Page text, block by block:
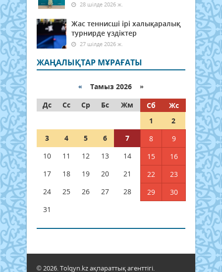
28 шілде 2026 ж.
Жас теннисші ірі халықаралық
турнирде үздіктер
27 шілде 2026 ж.
ЖАҢАЛЫҚТАР МҰРАҒАТЫ
« Тамыз 2026 »
Дс
Сс Ср Бс Жм Сб
Жс
1
2
3
4 5 6 7 8
9
10
11 12 13 14 15
16
17
18 19 20 21 22
23
24
25 26 27 28 29
30
31
© 2026. Tolqyn.kz ақпараттық агенттігі.